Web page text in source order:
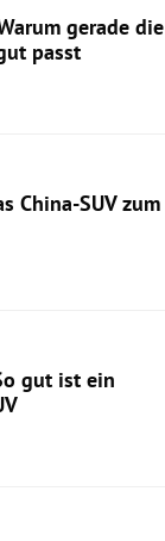
gerade die
passt
China-SUV zum
gut ist ein